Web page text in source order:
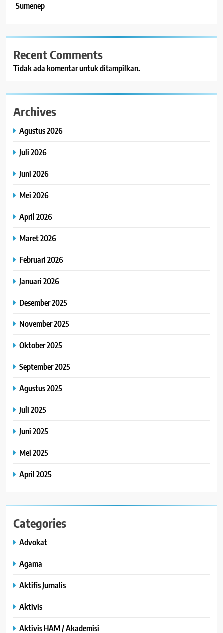
Sumenep
Recent Comments
Tidak ada komentar untuk ditampilkan.
Archives
Agustus 2026
Juli 2026
Juni 2026
Mei 2026
April 2026
Maret 2026
Februari 2026
Januari 2026
Desember 2025
November 2025
Oktober 2025
September 2025
Agustus 2025
Juli 2025
Juni 2025
Mei 2025
April 2025
Categories
Advokat
Agama
Aktifis Jurnalis
Aktivis
Aktivis HAM / Akademisi